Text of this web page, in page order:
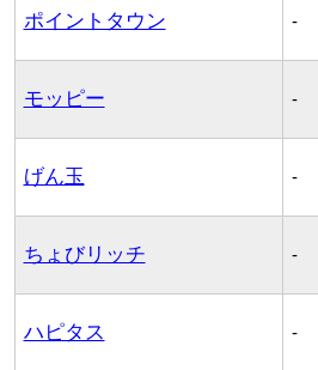
ポイントタウン -
モッピー -
げん玉 -
ちょびリッチ -
ハピタス -